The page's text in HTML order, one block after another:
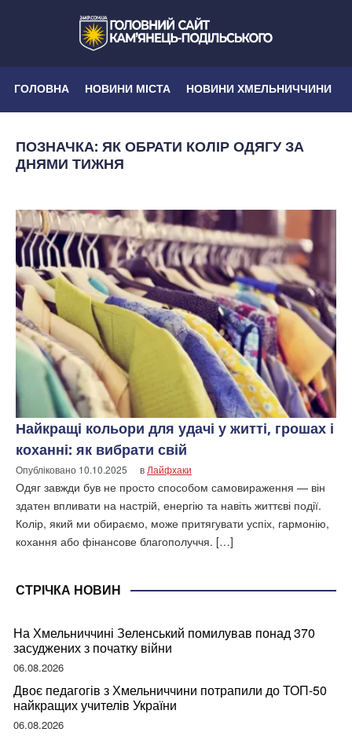
ГОЛОВНА НОВИНИ МІСТА НОВИНИ ХМЕЛЬНИЧЧИНИ
ПОЗНАЧКА: ЯК ОБРАТИ КОЛІР ОДЯГУ ЗА
ДНЯМИ ТИЖНЯ
Найкращі кольори для удачі у житті, грошах і
коханні: як вибрати свій
Опубліковано 10.10.2025 в Лайфхаки
Одяг завжди був не просто способом самовираження — він
здатен впливати на настрій, енергію та навіть життєві події.
Колір, який ми обираємо, може притягувати успіх, гармонію,
кохання або фінансове благополуччя. […]
СТРІЧКА НОВИН
На Хмельниччині Зеленський помилував понад 370
засуджених з початку війни
06.08.2026
Двоє педагогів з Хмельниччини потрапили до ТОП-50
найкращих учителів України
06.08.2026